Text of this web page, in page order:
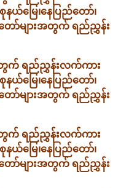
နယ်မြေ၊နေပြည်တော်၊
ော်များအတွက် ရည်ညွှန်း
တွက် ရည်ညွှန်းလက်ကား
နယ်မြေ၊နေပြည်တော်၊
ော်များအတွက် ရည်ညွှန်း
တွက် ရည်ညွှန်းလက်ကား
နယ်မြေ၊နေပြည်တော်၊
ော်များအတွက် ရည်ညွှန်း